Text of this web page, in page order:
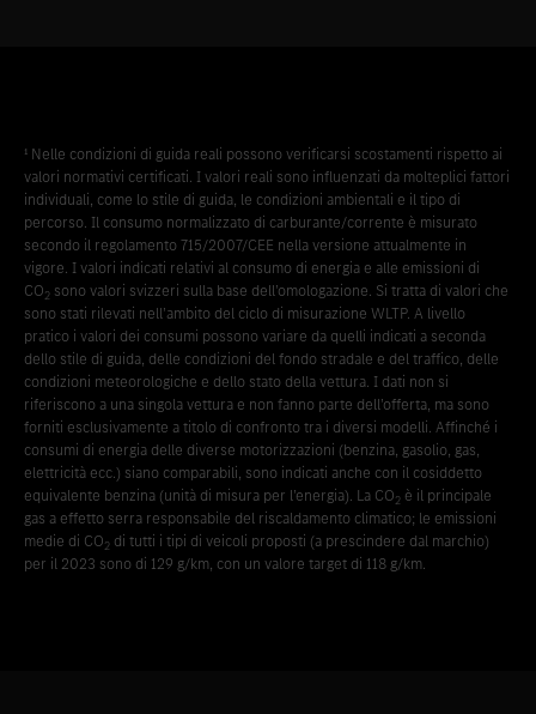
¹ Nelle condizioni di guida reali possono verificarsi scostamenti rispetto ai
valori normativi certificati. I valori reali sono influenzati da molteplici fattori
individuali, come lo stile di guida, le condizioni ambientali e il tipo di
percorso. Il consumo normalizzato di carburante/corrente è misurato
secondo il regolamento 715/2007/CEE nella versione attualmente in
vigore. I valori indicati relativi al consumo di energia e alle emissioni di
CO2 sono valori svizzeri sulla base dell’omologazione. Si tratta di valori che
sono stati rilevati nell’ambito del ciclo di misurazione WLTP. A livello
pratico i valori dei consumi possono variare da quelli indicati a seconda
dello stile di guida, delle condizioni del fondo stradale e del traffico, delle
condizioni meteorologiche e dello stato della vettura. I dati non si
riferiscono a una singola vettura e non fanno parte dell’offerta, ma sono
forniti esclusivamente a titolo di confronto tra i diversi modelli. Affinché i
consumi di energia delle diverse motorizzazioni (benzina, gasolio, gas,
elettricità ecc.) siano comparabili, sono indicati anche con il cosiddetto
equivalente benzina (unità di misura per l’energia). La CO2 è il principale
gas a effetto serra responsabile del riscaldamento climatico; le emissioni
medie di CO2 di tutti i tipi di veicoli proposti (a prescindere dal marchio)
per il 2023 sono di 129 g/km, con un valore target di 118 g/km.